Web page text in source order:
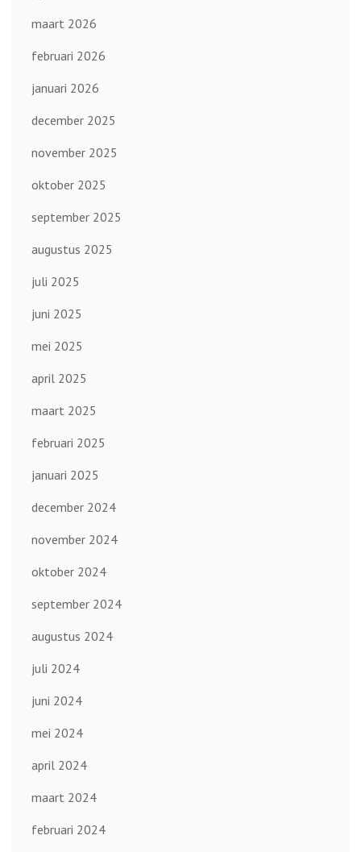
maart 2026
februari 2026
januari 2026
december 2025
november 2025
oktober 2025
september 2025
augustus 2025
juli 2025
juni 2025
mei 2025
april 2025
maart 2025
februari 2025
januari 2025
december 2024
november 2024
oktober 2024
september 2024
augustus 2024
juli 2024
juni 2024
mei 2024
april 2024
maart 2024
februari 2024